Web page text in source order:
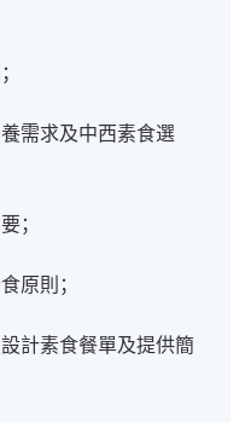
需求及中西素食選
；
原則；
計素食餐單及提供簡